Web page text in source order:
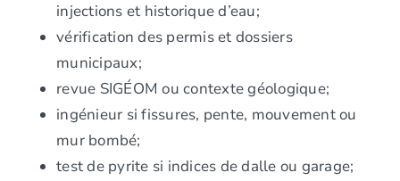
injections et historique d’eau;
vérification des permis et dossiers
municipaux;
revue SIGÉOM ou contexte géologique;
ingénieur si fissures, pente, mouvement ou
mur bombé;
test de pyrite si indices de dalle ou garage;